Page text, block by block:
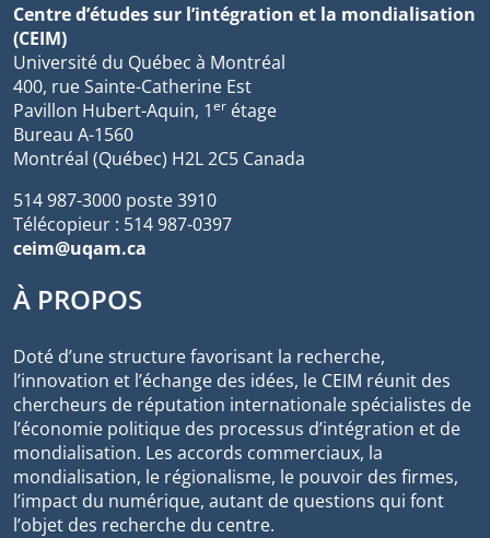
Centre d’études sur l’intégration et la mondialisation
(CEIM)
Université du Québec à Montréal
400, rue Sainte-Catherine Est
Pavillon Hubert-Aquin, 1er étage
Bureau A-1560
Montréal (Québec) H2L 2C5 Canada
514 987-3000 poste 3910
Télécopieur : 514 987-0397
ceim@uqam.ca
À PROPOS
Doté d’une structure favorisant la recherche,
l’innovation et l’échange des idées, le CEIM réunit des
chercheurs de réputation internationale spécialistes de
l’économie politique des processus d’intégration et de
mondialisation. Les accords commerciaux, la
mondialisation, le régionalisme, le pouvoir des firmes,
l’impact du numérique, autant de questions qui font
l’objet des recherche du centre.